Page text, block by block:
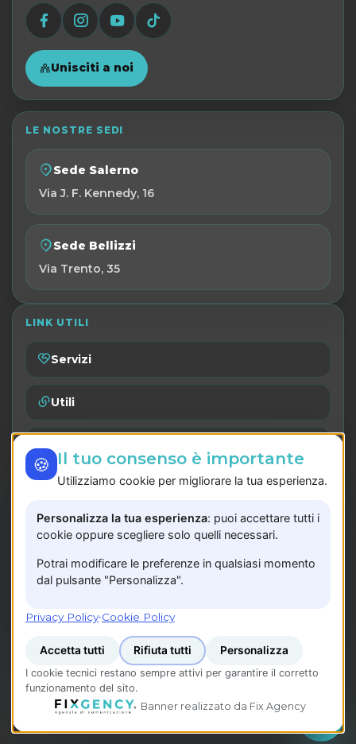
Unisciti a noi
LE NOSTRE SEDI
Sede Salerno
Via J. F. Kennedy, 16
Sede Bellizzi
Via Trento, 35
LINK UTILI
Servizi
Utili
Lavora con noi
Privacy Policy
Registrati
P.IVA: 05783240657
© 2026 www.fixagency.it —Fix Agency—
🍪 Il tuo consenso è importante
Utilizziamo cookie per migliorare la tua esperienza.
Personalizza la tua esperienza: puoi accettare tutti i
cookie oppure scegliere solo quelli necessari.
Potrai modificare le preferenze in qualsiasi momento
dal pulsante "Personalizza".
Privacy Policy·Cookie Policy
Accetta tutti Rifiuta tutti Personalizza
I cookie tecnici restano sempre attivi per garantire il corretto
funzionamento del sito.
Banner realizzato da Fix Agency